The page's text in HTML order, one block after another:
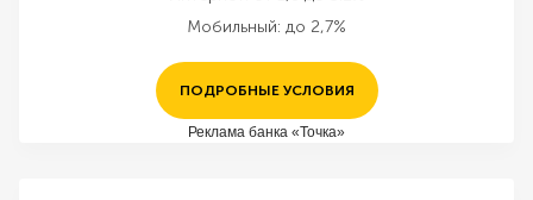
Мобильный: до 2,7%
ПОДРОБНЫЕ УСЛОВИЯ
Реклама банка «Точка»